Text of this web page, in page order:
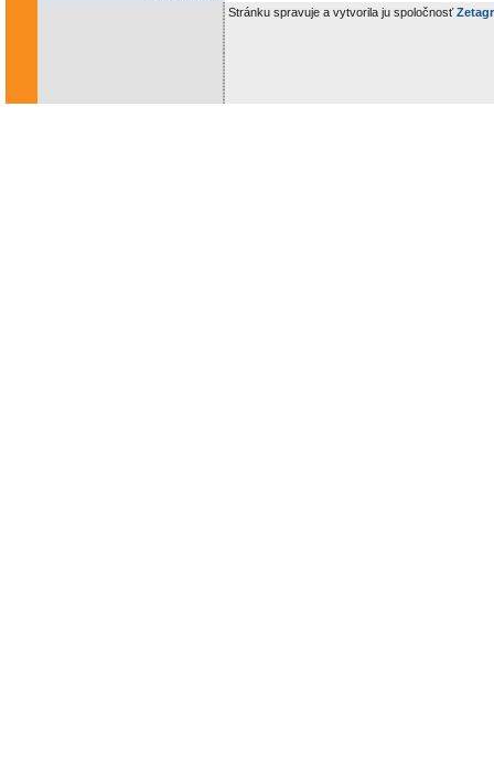
Stránku spravuje a vytvorila ju spoločnosť